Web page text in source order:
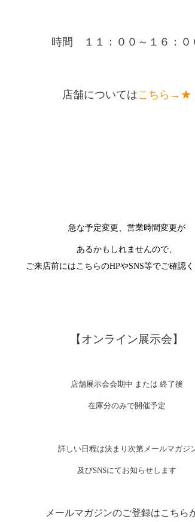
時間 １１：００～１６：０
店舗についてはこちら→★
急な予定変更、営業時間変更が
あるかもしれませんので、
ご来店前にはこちらのHPやSNS等でご確認く
【オンライン展示会】
店舗展示会会期中 または 終了後
在庫分のみで開催予定
詳しい日程は決まり次第メールマガジ
及びSNSにてお知らせします
メールマガジンのご登録はこちら